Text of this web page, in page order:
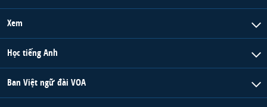
Xem
Học tiếng Anh
Ban Việt ngữ đài VOA